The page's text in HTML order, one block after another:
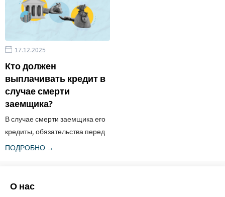
будущее. Решения в этом
процессе должны
основываться на законе и
принципе...
17.12.2025
Кто должен
выплачивать кредит в
случае смерти
заемщика?
В случае смерти заемщика его
кредиты, обязательства перед
банком и другие долги не
четкой правовой базой,
ПОДРОБНО →
О нас